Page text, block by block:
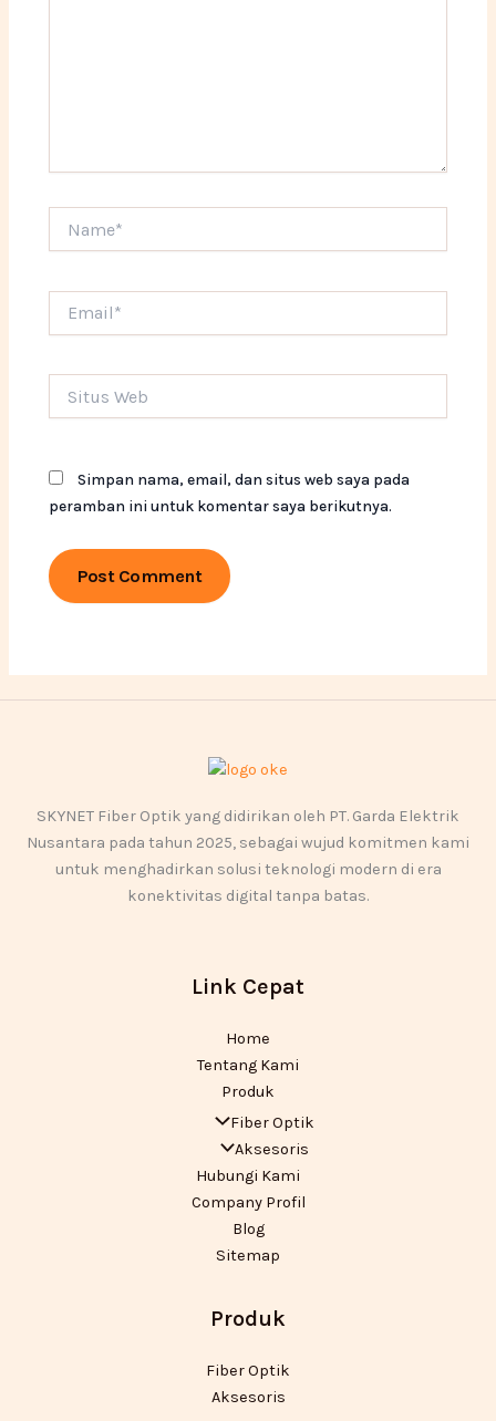
Web
Simpan nama, email, dan situs web saya pada
peramban ini untuk komentar saya berikutnya.
SKYNET Fiber Optik yang didirikan oleh PT. Garda Elektrik
Nusantara pada tahun 2025, sebagai wujud komitmen kami
untuk menghadirkan solusi teknologi modern di era
konektivitas digital tanpa batas.
Link Cepat
Home
Tentang Kami
Produk
Fiber Optik
Aksesoris
Hubungi Kami
Company Profil
Blog
Sitemap
Produk
Fiber Optik
Aksesoris